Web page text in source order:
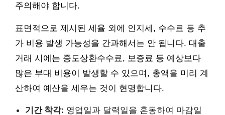
주의해야 합니다.
표면적으로 제시된 세율 외에 인지세, 수수료 등 추
가 비용 발생 가능성을 간과해서는 안 됩니다. 대출
거래 시에는 중도상환수수료, 보증료 등 예상보다
많은 부대 비용이 발생할 수 있으며, 총액을 미리 계
산하여 예산을 세우는 것이 현명합니다.
기간 착각: 영업일과 달력일을 혼동하여 마감일